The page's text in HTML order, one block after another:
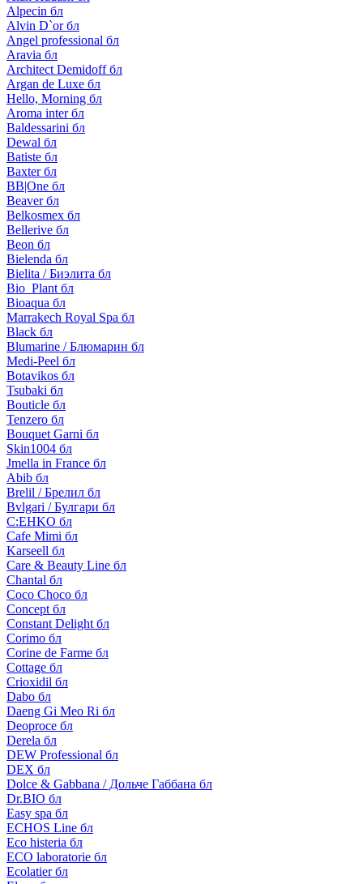
Alpecin бл
Alvin D`or бл
Angel professional бл
Aravia бл
Architect Demidoff бл
Argan de Luxe бл
Hello, Morning бл
Aroma inter бл
Baldessarini бл
Dewal бл
Batiste бл
Baxter бл
BB|One бл
Beaver бл
Belkosmex бл
Bellerive бл
Beon бл
Bielenda бл
Bielita / Биэлита бл
Bio_Plant бл
Bioaqua бл
Marrakech Royal Spa бл
Black бл
Blumarine / Блюмарин бл
Medi-Peel бл
Botavikos бл
Tsubaki бл
Bouticle бл
Tenzero бл
Bouquet Garni бл
Skin1004 бл
Jmella in France бл
Abib бл
Brelil / Брелил бл
Bvlgari / Булгари бл
C:EHKO бл
Cafe Mimi бл
Karseell бл
Care & Beauty Line бл
Chantal бл
Coco Choco бл
Concept бл
Constant Delight бл
Corimo бл
Corine de Farme бл
Cottage бл
Crioxidil бл
Dabo бл
Daeng Gi Meo Ri бл
Deoproce бл
Derela бл
DEW Professional бл
DEX бл
Dolce & Gabbana / Дольче Габбана бл
Dr.BIO бл
Easy spa бл
ECHOS Line бл
Eco histeria бл
ECO laboratorie бл
Ecolatier бл